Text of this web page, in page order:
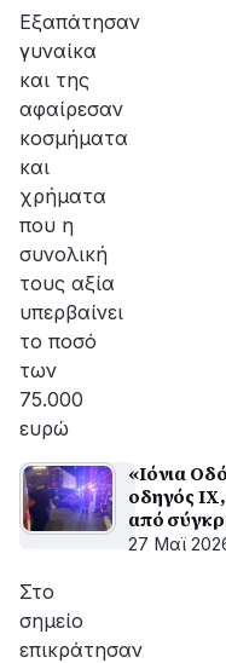
Εξαπάτησαν
γυναίκα
και της
αφαίρεσαν
κοσμήματα
και
χρήματα
που η
συνολική
τους αξία
υπερβαίνει
το ποσό
των
75.000
ευρώ
«Ιόνια
οδηγός
από
27 Μαϊ
Στο
σημείο
επικράτησαν